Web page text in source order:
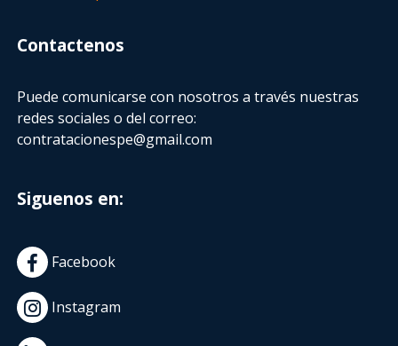
Contactenos
Puede comunicarse con nosotros a través nuestras
redes sociales o del correo:
contratacionespe@gmail.com
Siguenos en:
Facebook
Instagram